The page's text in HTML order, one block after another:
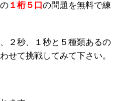
１桁５口の問題を無料で練
２秒、１秒と５種類あるの
せて挑戦してみて下さい。